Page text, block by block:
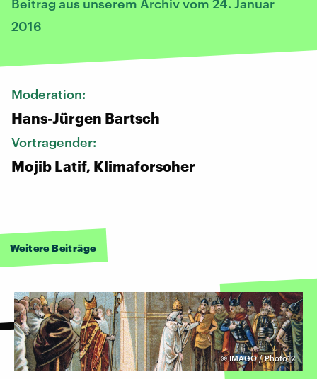
Beitrag aus unserem Archiv vom 24. Januar
2016
Moderation:
Hans-Jürgen Bartsch
Vortragender:
Mojib Latif, Klimaforscher
Weitere Beiträge
©IMAGO / Photo12